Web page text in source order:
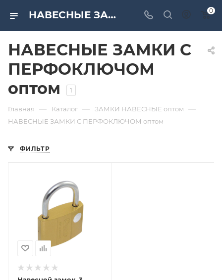
НАВЕСНЫЕ ЗАМКИ С ПЕРФОКЛЮЧОМ оптом по низким ценам от компании «САМИР-КИЛИТ» 0
НАВЕСНЫЕ ЗАМКИ С
ПЕРФОКЛЮЧОМ
оптом
1
Главная — Каталог — ЗАМКИ НАВЕСНЫЕ оптом —
НАВЕСНЫЕ ЗАМКИ С ПЕРФОКЛЮЧОМ оптом
ФИЛЬТР